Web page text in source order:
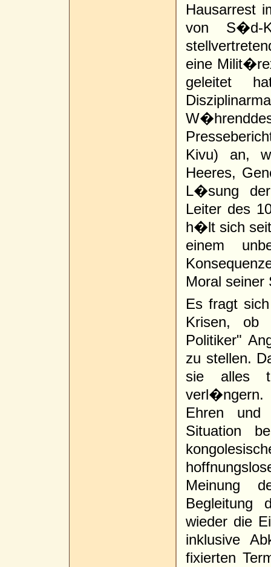
Hausarrest
von S�d-
eine
geleitet
Kivu) an,
Heeres,
L�sung
Leiter des
h�lt sich
einem
Moral seiner
Es fragt
Krisen, ob
Politiker"
zu stellen.
sie alles
Ehren
Situation
Meinung
Begleitung
wieder die
inklusive
fixierten